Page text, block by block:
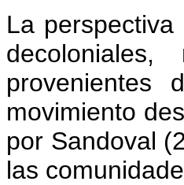
La
movimiento
por Sandoval
las